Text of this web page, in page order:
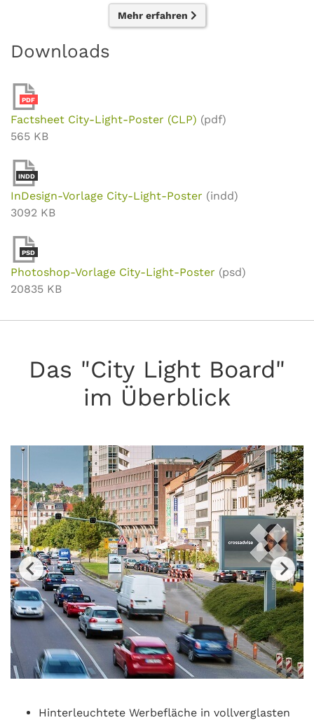
Mehr erfahren
Downloads
PDF
Factsheet City-Light-Poster (CLP) (pdf)
565 KB
INDD
InDesign-Vorlage City-Light-Poster (indd)
3092 KB
PSD
Photoshop-Vorlage City-Light-Poster (psd)
20835 KB
Das "City Light Board"
im Überblick
Hinterleuchtete Werbefläche in vollverglasten